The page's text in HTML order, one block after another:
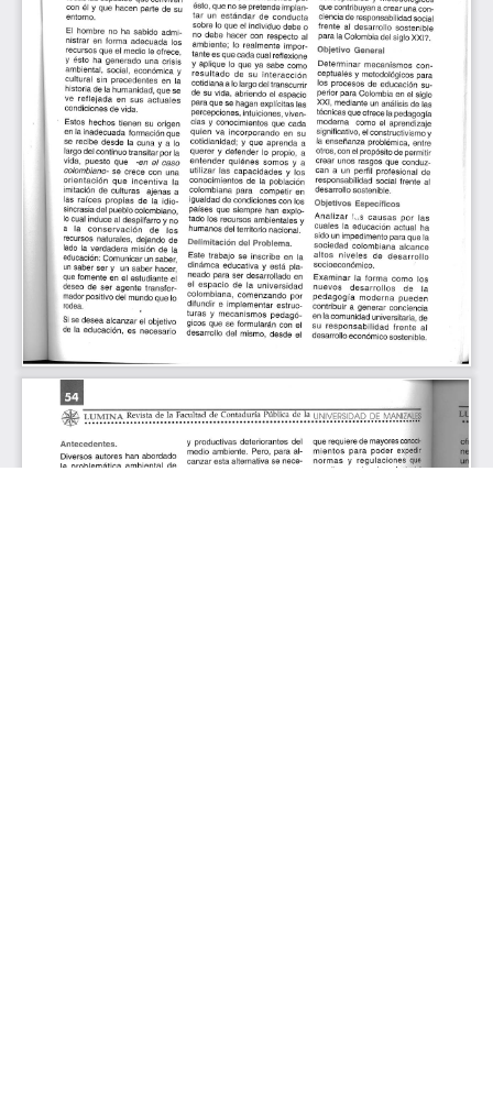
Resoluciones
Acuerdos
Gestión Integral
Derechos pecuniarios y valores de
matrícula
Permanencia ESAL
Calendario Académico
Rutas de atención
Este portal usa cookies para mejorar su experiencia de
usuario. Al utilizar nuestro sitio web, usted acepta nuestra
Política de cookies.
Aceptar